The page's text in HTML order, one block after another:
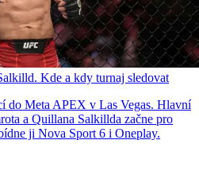
Kde a kdy turnaj sledovat
do Meta APEX v Las Vegas. Hlavní
a Quillana Salkillda začne pro
ji Nova Sport 6 i Oneplay.